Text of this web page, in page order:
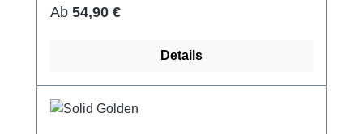
Regulärer Preis:
Ab 54,90 €
Details